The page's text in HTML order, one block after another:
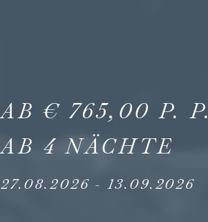
AB€ 765,00 P. P.
AB 4 NÄCHTE
27.08.2026 -13.09.2026